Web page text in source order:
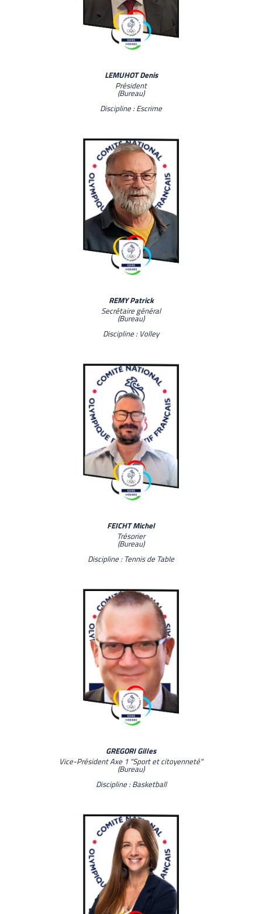
LEMUHOT Denis
Président
(Bureau)
Discipline : Escrime
REMY Patrick
Secrétaire général
(Bureau)
Discipline : Volley
FEICHT Michel
Trésorier
(Bureau)
Discipline : Tennis de Table
GREGORI Gilles
Vice-Président Axe 1 "Sport et citoyenneté"
(Bureau)
Discipline : Basketball